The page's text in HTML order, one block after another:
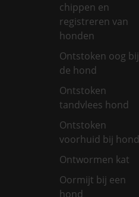
chippen en
registreren van
honden
Ontstoken oog bij
de hond
Ontstoken
tandvlees hond
Ontstoken
voorhuid bij hond
Ontwormen kat
Oormijt bij een
hond